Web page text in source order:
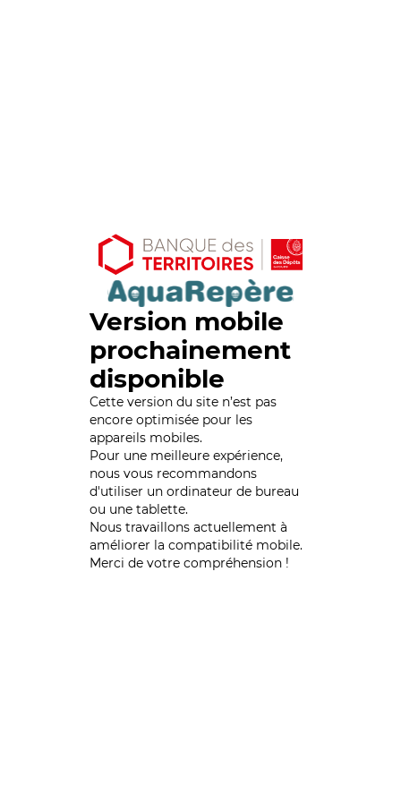
Version mobile
prochainement
disponible
Cette version du site n’est pas
encore optimisée pour les
appareils mobiles.
Pour une meilleure expérience,
nous vous recommandons
d'utiliser un ordinateur de bureau
ou une tablette.
Nous travaillons actuellement à
améliorer la compatibilité mobile.
Merci de votre compréhension !